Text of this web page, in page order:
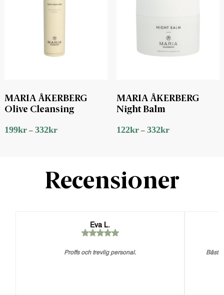
MARIA ÅKERBERG
Olive Cleansing
199kr– 332kr
MARIA ÅKERBERG
Night Balm
122kr– 332kr
Recensioner
Eva L.
Proffs och trevlig personal. Bästa